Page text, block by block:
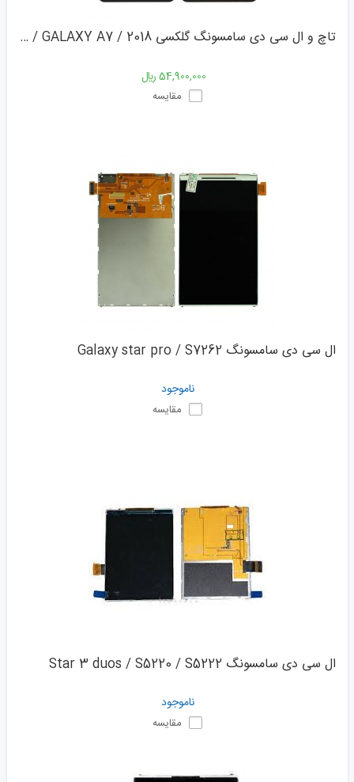
تاچ و ال سی دی سامسونگ گلکسی A750 / GALAXY A7 / 2018
54,900,000 ﷼
مقایسه
ال سی دی سامسونگ Galaxy star pro / S7262
ناموجود
مقایسه
ال سی دی سامسونگ Star 3 duos / S5220 / S5222
ناموجود
مقایسه